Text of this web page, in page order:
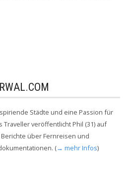
Städte und eine Passion für
Traveller veröffentlicht Phil (31) auf
über Fernreisen und
(→ mehr Infos)